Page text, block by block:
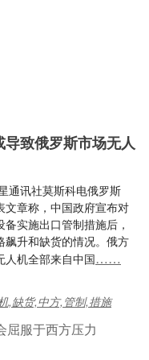
致俄罗斯市场无人
通讯社莫斯科电俄罗斯
文章称，中国政府宣布对
实施出口管制措施后，
飙升和缺货的情况。俄方
人机全部来自中国……
,缺货,中方,管制,措施